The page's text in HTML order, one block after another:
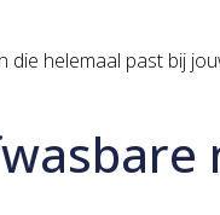
helemaal past bij